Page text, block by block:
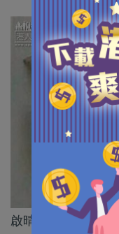
啟晴邨槍擊案有驚